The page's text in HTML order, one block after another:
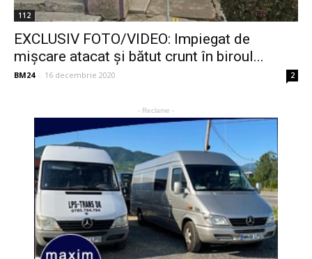
112
EXCLUSIV FOTO/VIDEO: Impiegat de
mișcare atacat și bătut crunt în biroul...
BM24 - 16 decembrie 2020 2
- Reclame -